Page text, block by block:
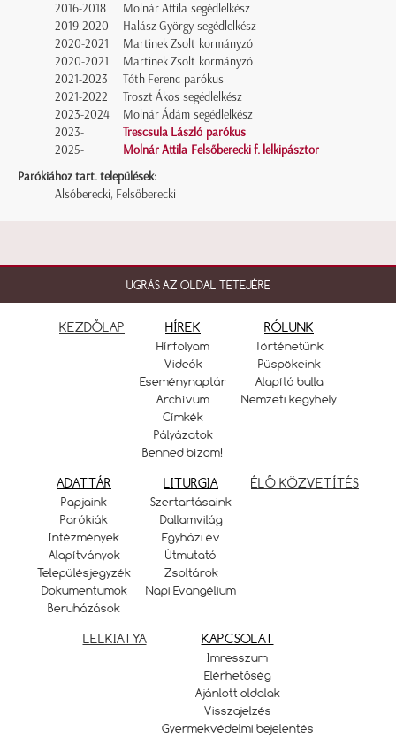
2016-2018
Molnár Attila segédlelkész
2019-2020
Halász György segédlelkész
2020-2021
Martinek Zsolt kormányzó
2020-2021
Martinek Zsolt kormányzó
2021-2023
Tóth Ferenc parókus
2021-2022
Troszt Ákos segédlelkész
2023-2024
Molnár Ádám segédlelkész
2023-
Trescsula László parókus
2025-
Molnár Attila Felsőberecki f. lelkipásztor
Parókiához tart. települések:
Alsóberecki, Felsőberecki
UGRÁS AZ OLDAL TETEJÉRE
KEZDŐLAP HÍREK
Hírfolyam
Videók
Eseménynaptár
Archívum
Címkék
Pályázatok
Benned bízom!
RÓLUNK
Történetünk
Püspökeink
Alapító bulla
Nemzeti kegyhely
ADATTÁR
Papjaink
Parókiák
Intézmények
Alapítványok
Településjegyzék
Dokumentumok
Beruházások
LITURGIA
Szertartásaink
Dallamvilág
Egyházi év
Útmutató
Zsoltárok
Napi Evangélium
ÉLŐ KÖZVETÍTÉS
LELKIATYA KAPCSOLAT
Imresszum
Elérhetőség
Ajánlott oldalak
Visszajelzés
Gyermekvédelmi bejelentés